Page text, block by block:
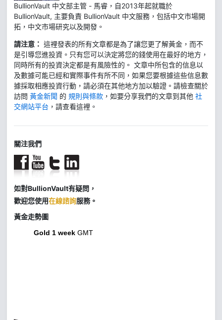
BullionVault 中文部主管 - 馬睿，自2013年起就職於
BullionVault, 主要負責 BullionVault 中文服務，包括中文市場開
拓，中文市場研究以及開發。
請注意： 這裡發表的所有文章都是為了讓您更了解黃金，而不
是引導您進投資。只有您可以決定將您的錢使用在最好的地方，
同時所有的投資決定都是有風險性的。 文章中所包含的信息以
及數據可能已經和實際事件有所不同，如果您要根據這些信息數
據採取相應投資行動，請必須在其他地方加以驗證。請檢查關於
訪問 黃金新聞 的 規則與條款 ，如要分享我們的文章到其他 社
交網站平台 ，請查看這裡。
關注我們
如對BullionVault有疑問，
歡迎您使用在線諮詢服務。
黃金走勢圖
Gold 1 week GMT